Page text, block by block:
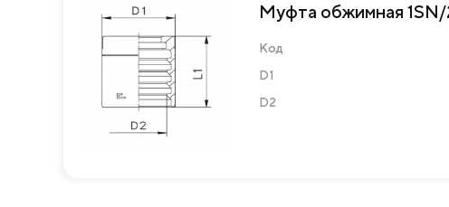
Муфта обжимная 1SN/
Код
D1
D2